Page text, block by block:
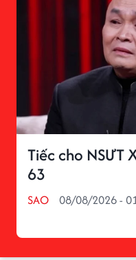
Tiếc cho NSƯT
63
SAO 08/08/2026 -